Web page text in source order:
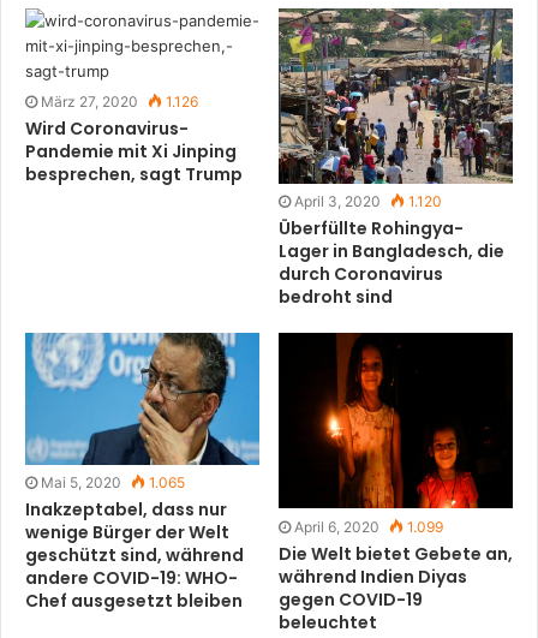
März 27, 2020 1.126
Wird Coronavirus-
Pandemie mit Xi Jinping
besprechen, sagt Trump
April 3, 2020 1.120
Überfüllte Rohingya-
Lager in Bangladesch, die
durch Coronavirus
bedroht sind
Mai 5, 2020 1.065
Inakzeptabel, dass nur
wenige Bürger der Welt
geschützt sind, während
andere COVID-19: WHO-
Chef ausgesetzt bleiben
April 6, 2020 1.099
Die Welt bietet Gebete an,
während Indien Diyas
gegen COVID-19
beleuchtet